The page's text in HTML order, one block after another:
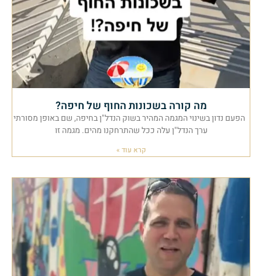
מה קורה בשכונות החוף של חיפה?
הפעם נדון בשינוי המגמה המהיר בשוק הנדל"ן בחיפה, שם באופן מסורתי
ערך הנדל"ן עלה ככל שהתרחקנו מהים. מגמה זו
קרא עוד »